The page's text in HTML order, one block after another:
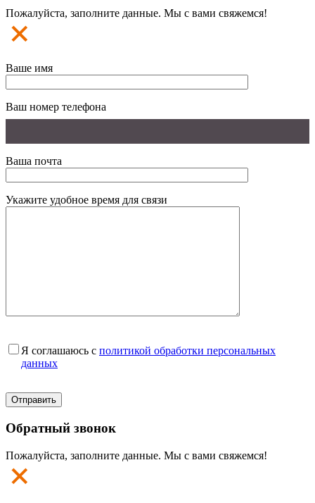
Пожалуйста, заполните данные. Мы с вами свяжемся!
Ваше имя
Ваш номер телефона
Ваша почта
Укажите удобное время для связи
Я соглашаюсь с политикой обработки персональных
данных
Обратный звонок
Пожалуйста, заполните данные. Мы с вами свяжемся!